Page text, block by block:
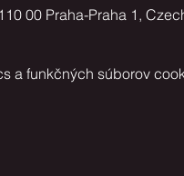
00 Praha-Praha 1,
a funkčných súborov